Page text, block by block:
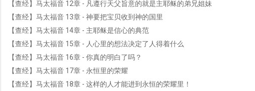
【查经】马太福音 12章 - 凡遵行天父旨意的就是主耶稣的弟兄姐妹
【查经】马太福音 13章 - 神要把宝贝收到神的国里
【查经】马太福音 14章 - 主耶稣是信心的典范
【查经】马太福音 15章 - 人心里的想法决定了人得着什么
【查经】马太福音 16章 - 你真的明白了吗？
【查经】马太福音 17章 - 永恒里的荣耀
【查经】马太福音 18章 - 这样的人才能进到永恒的荣耀里！